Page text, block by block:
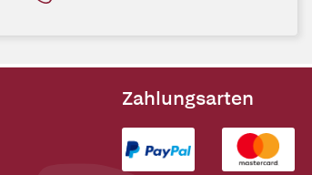
Zahlungsarten